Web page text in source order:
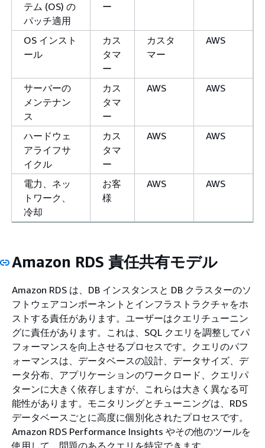
テム (OS) の
パッチ適用
ー
OS インスト
ール
カス
タマ
ー
カスタ
マー
AWS
サーバーの
メンテナン
ス
カス
タマ
ー
AWS AWS
ハードウェ
アライフサ
イクル
カス
タマ
ー
AWS AWS
電力、ネッ
トワーク、
冷却
お客
様
AWS AWS
Amazon RDS 責任共有モデル
Amazon RDS は、DB インスタンスと DB クラスターのソ
フトウェアコンポーネントとインフラストラクチャをホ
ストする責任があります。ユーザーはクエリチューニン
グに責任があります。これは、SQL クエリを調整してパ
フォーマンスを向上させるプロセスです。クエリのパフ
ォーマンスは、データベースの設計、データサイズ、デ
ータ分布、アプリケーションのワークロード、クエリパ
ターンに大きく依存しますが、これらは大きく異なる可
能性があります。モニタリングとチューニングは、RDS
データベースごとに高度に個別化されたプロセスです。
Amazon RDS Performance Insights やその他のツールを
使用して、問題のあるクエリを特定できます。